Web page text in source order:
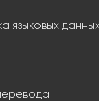
языковых